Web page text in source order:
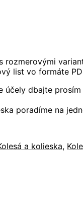
rozmerovými
list vo formáte
účely dbajte
poradíme na
a kolieska,